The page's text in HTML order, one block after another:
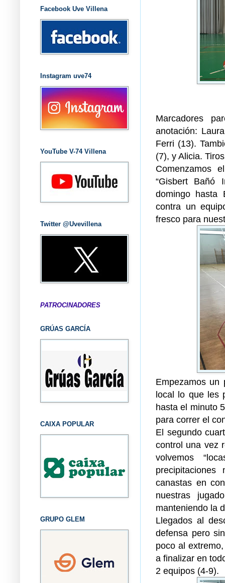
Marcadores
anotación:
Ferri (13).
(7), y Alicia.
Comenzamos
“Gisbert Bañó
domingo hasta
contra un
fresco para
Empezamos un
local lo que les
hasta el minuto
para correr el
El segundo
control una vez
volvemos
canastas en
nuestras
manteniendo la
Llegados al
defensa pero
poco al
a finalizar en
2 equipos (4-9).
Facebook Uve Villena
Instagram uve74
YouTube V-74 Villena
Twitter @Uvevillena
PATROCINADORES
GRÚAS GARCÍA
CAIXA POPULAR
GRUPO GLEM